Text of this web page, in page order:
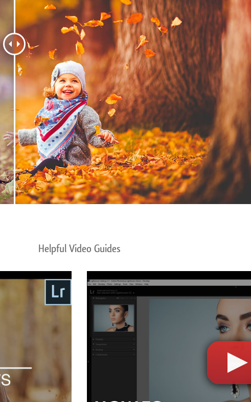
Usługi retuszu biżuterii Dane Treningowe AI
Helpful Video Guides